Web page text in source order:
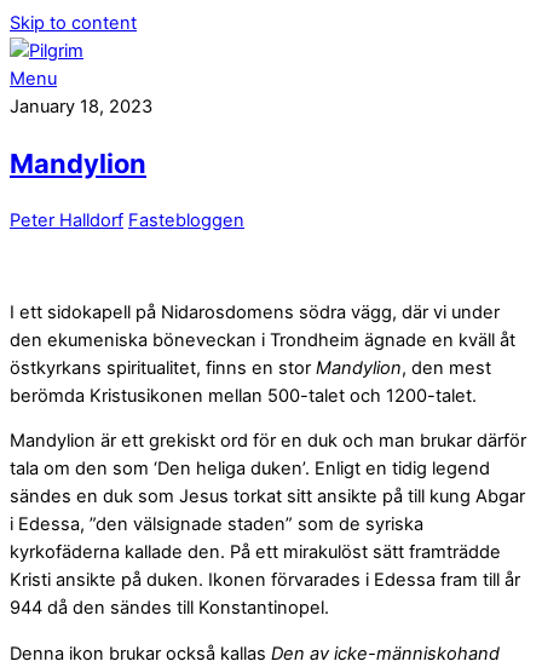
Skip to content
Menu
January 18, 2023
Mandylion
Peter Halldorf Fastebloggen
I ett sidokapell på Nidarosdomens södra vägg, där vi under
den ekumeniska böneveckan i Trondheim ägnade en kväll åt
östkyrkans spiritualitet, finns en stor Mandylion, den mest
berömda Kristusikonen mellan 500-talet och 1200-talet.
Mandylion är ett grekiskt ord för en duk och man brukar därför
tala om den som ‘Den heliga duken’. Enligt en tidig legend
sändes en duk som Jesus torkat sitt ansikte på till kung Abgar
i Edessa, ”den välsignade staden” som de syriska
kyrkofäderna kallade den. På ett mirakulöst sätt framträdde
Kristi ansikte på duken. Ikonen förvarades i Edessa fram till år
944 då den sändes till Konstantinopel.
Denna ikon brukar också kallas Den av icke-människohand